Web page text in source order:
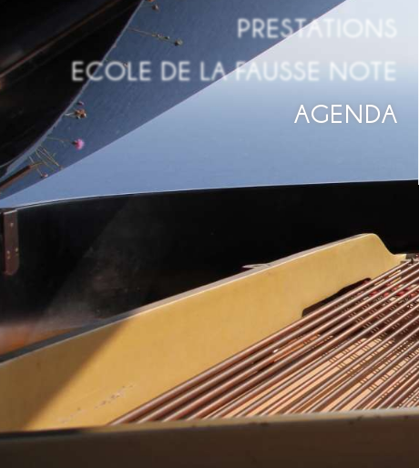
PRESTATIONS
ECOLE DE LA FAUSSE NOTE
AGENDA